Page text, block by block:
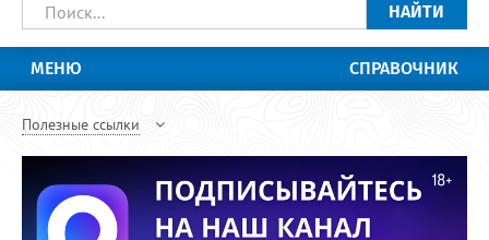
НАЙТИ
МЕНЮ СПРАВОЧНИК
Полезные ссылки